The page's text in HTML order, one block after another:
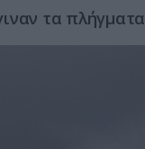
τα πλήγματα